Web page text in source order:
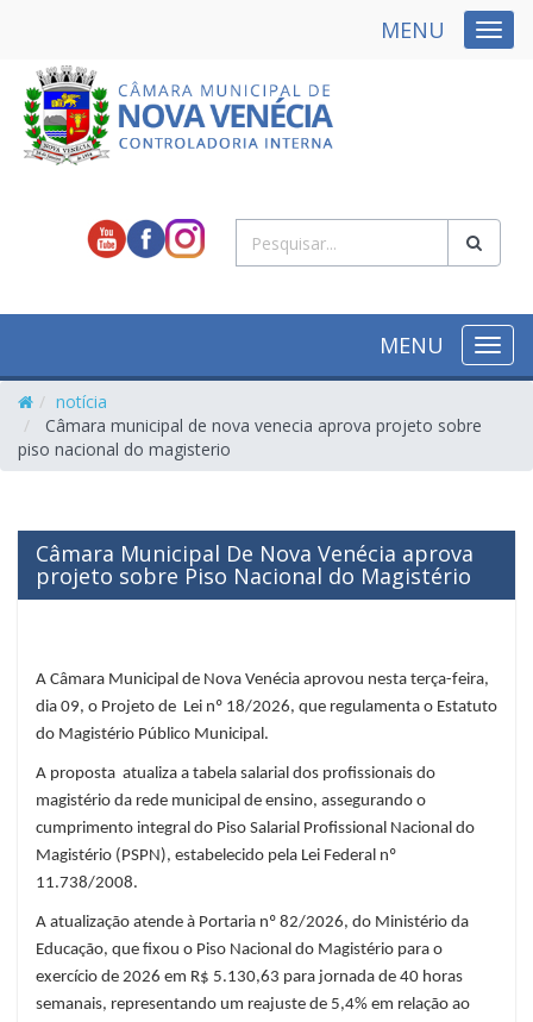
MENU
MENU
notícia
Câmara municipal de nova venecia aprova projeto sobre
piso nacional do magisterio
Câmara Municipal De Nova Venécia aprova
projeto sobre Piso Nacional do Magistério
A Câmara Municipal de Nova Venécia aprovou nesta terça-feira,
dia 09, o Projeto de Lei nº 18/2026, que regulamenta o Estatuto
do Magistério Público Municipal.
A proposta atualiza a tabela salarial dos profissionais do
magistério da rede municipal de ensino, assegurando o
cumprimento integral do Piso Salarial Profissional Nacional do
Magistério (PSPN), estabelecido pela Lei Federal nº
11.738/2008.
A atualização atende à Portaria nº 82/2026, do Ministério da
Educação, que fixou o Piso Nacional do Magistério para o
exercício de 2026 em R$ 5.130,63 para jornada de 40 horas
semanais, representando um reajuste de 5,4% em relação ao